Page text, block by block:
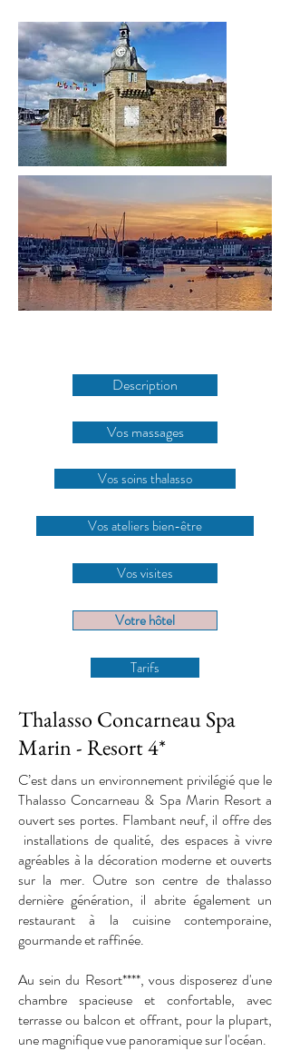
Description
Vos massages
Vos soins thalasso
Vos ateliers bien-être
Vos visites
Votre hôtel
Tarifs
Thalasso Concarneau Spa
Marin - Resort 4*
C’est dans un environnement privilégié que le
Thalasso Concarneau & Spa Marin Resort a
ouvert ses portes. Flambant neuf, il offre des
installations de qualité, des espaces à vivre
agréables à la décoration moderne et ouverts
sur la mer. Outre son centre de thalasso
dernière génération, il abrite également un
restaurant à la cuisine contemporaine,
gourmande et raffinée.
Au sein du Resort****, vous disposerez d'une
chambre spacieuse et confortable, avec
terrasse ou balcon et offrant, pour la plupart,
une magnifique vue panoramique sur l'océan.